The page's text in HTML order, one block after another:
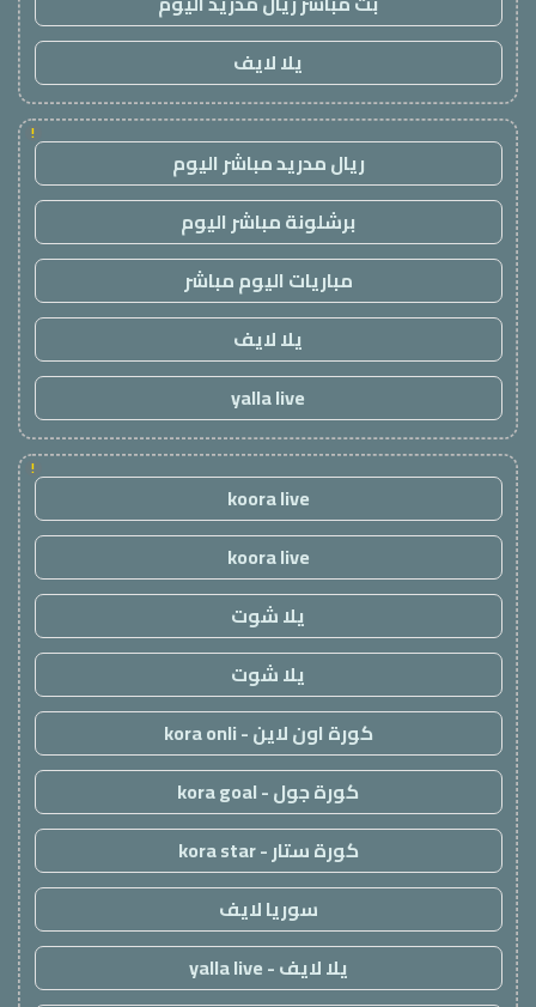
يلا لايف
!
ريال مدريد مباشر اليوم
برشلونة مباشر اليوم
مباريات اليوم مباشر
يلا لايف
yalla live
!
koora live
koora live
يلا شوت
يلا شوت
كورة اون لاين - kora onli
كورة جول - kora goal
كورة ستار - kora star
سوريا لايف
يلا لايف - yalla live